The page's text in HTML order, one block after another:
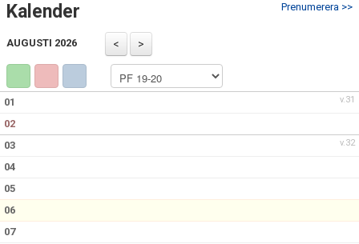
BILDGALLERI
DOKUMENT
KONTAKT
Prenumerera >>
Kalender
AUGUSTI 2026
v.31
01
02
v.32
03
04
05
06
07